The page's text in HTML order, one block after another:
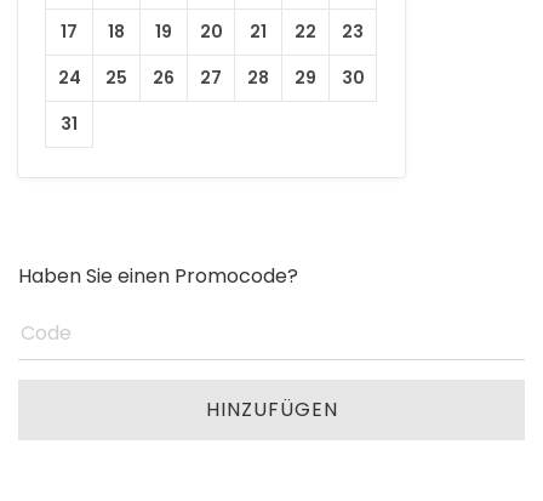
17
18 19 20 21 22
23
24
25 26 27 28 29
30
31
Haben Sie einen Promocode?
HINZUFÜGEN